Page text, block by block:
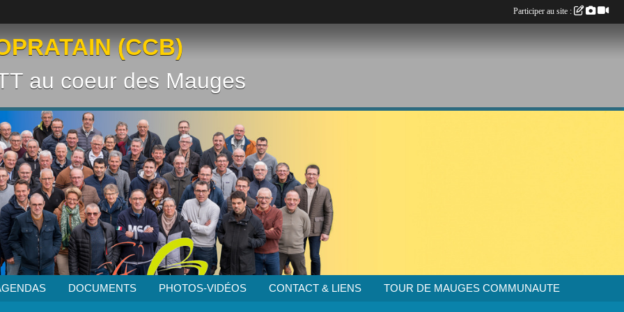
(CCB)
au coeur des Mauges
DOCUMENTS PHOTOS-VIDÉOS CONTACT & LIENS TOUR DE MAUGES COMMUNAUTE
Participer au site :